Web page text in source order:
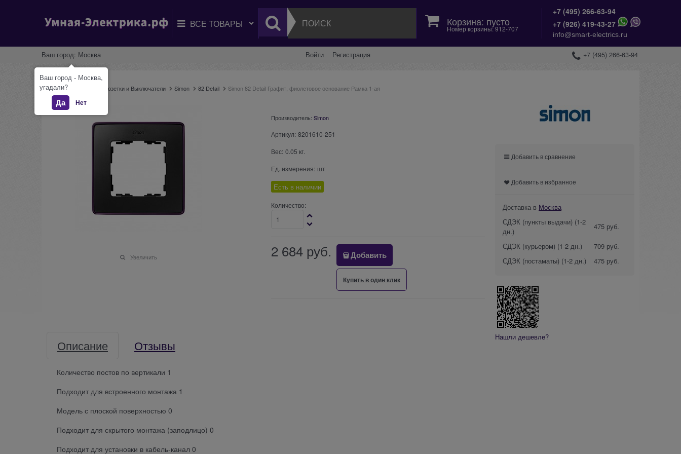
Корзина: пусто
Номер корзины: 912-707
+7 (495) 266-63-94
+7 (926) 419-43-27
info@smart-electrics.ru
Ваш город: Москва Войти Регистрация +7 (495) 266-63-94
Главная Розетки и Выключатели Simon 82 Detail Simon 82 Detail Графит, фиолетовое основание Рамка 1-ая
Увеличить
Производитель: Simon
Артикул: 8201610-251
Вес: 0.05 кг.
Ед. измерения: шт
Есть в наличии
Количество:
2 684 руб. Добавить
Купить в один клик
Описание Отзывы
Количество постов по вертикали 1
Подходит для встроенного монтажа 1
Модель с плоской поверхностью 0
Подходит для скрытого монтажа (заподлицо) 0
Подходит для установки в кабель-канал 0
Добавить в сравнение
Добавить в избранное
Доставка в Москва
СДЭК (пункты выдачи) (1-2
дн.)
475 руб.
СДЭК (курьером) (1-2 дн.)
709 руб.
СДЭК (постаматы) (1-2 дн.) 475 руб.
Нашли дешевле?
Ваш город - Москва,
угадали?
Да Нет